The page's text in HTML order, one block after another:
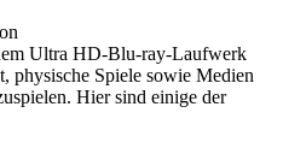
Ultra HD-Blu-ray-Laufwerk
physische Spiele sowie Medien
Hier sind einige der